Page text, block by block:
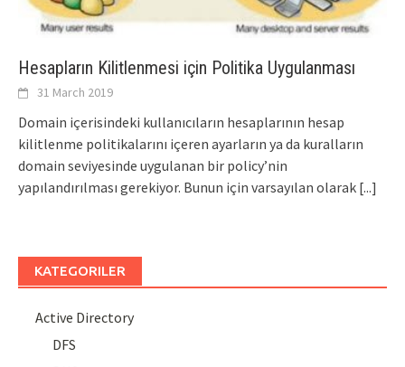
Hesapların Kilitlenmesi için Politika Uygulanması
31 March 2019
Domain içerisindeki kullanıcıların hesaplarının hesap
kilitlenme politikalarını içeren ayarların ya da kuralların
domain seviyesinde uygulanan bir policy’nin
yapılandırılması gerekiyor. Bunun için varsayılan olarak [...]
KATEGORILER
Active Directory
DFS